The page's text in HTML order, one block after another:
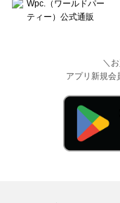
＼
アプリ新規会